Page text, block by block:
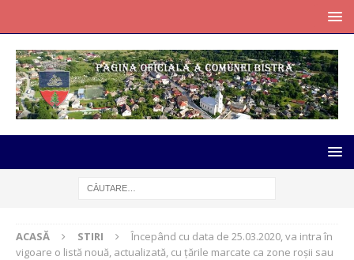
ACASĂ STIRI
Începând cu data de 25.03.2020, va intra în
vigoare o listă nouă, actualizată, cu țările marcate ca zone roșii sau